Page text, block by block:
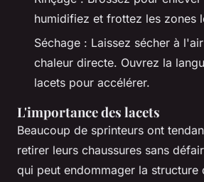
humidifiez et frottez les zones
Séchage : Laissez sécher à
chaleur directe. Ouvrez la
lacets pour accélérer.
L'importance des lacets
Beaucoup de sprinteurs ont
retirer leurs chaussures sans
qui peut endommager la structure